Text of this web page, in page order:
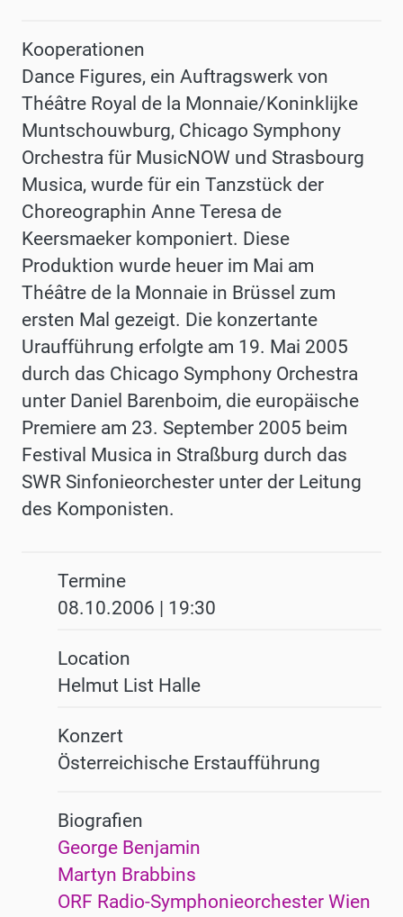
Kooperationen
Dance Figures, ein Auftragswerk von
Théâtre Royal de la Monnaie/Koninklijke
Muntschouwburg, Chicago Symphony
Orchestra für MusicNOW und Strasbourg
Musica, wurde für ein Tanzstück der
Choreographin Anne Teresa de
Keersmaeker komponiert. Diese
Produktion wurde heuer im Mai am
Théâtre de la Monnaie in Brüssel zum
ersten Mal gezeigt. Die konzertante
Uraufführung erfolgte am 19. Mai 2005
durch das Chicago Symphony Orchestra
unter Daniel Barenboim, die europäische
Premiere am 23. September 2005 beim
Festival Musica in Straßburg durch das
SWR Sinfonieorchester unter der Leitung
des Komponisten.
Termine
08.10.2006 | 19:30
Location
Helmut List Halle
Konzert
Österreichische Erstaufführung
Biografien
George Benjamin
Martyn Brabbins
ORF Radio-Symphonieorchester Wien